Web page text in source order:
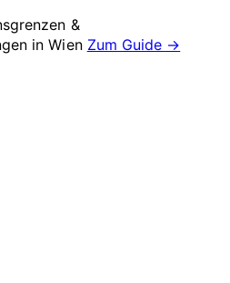
&
inWien Zum Guide →